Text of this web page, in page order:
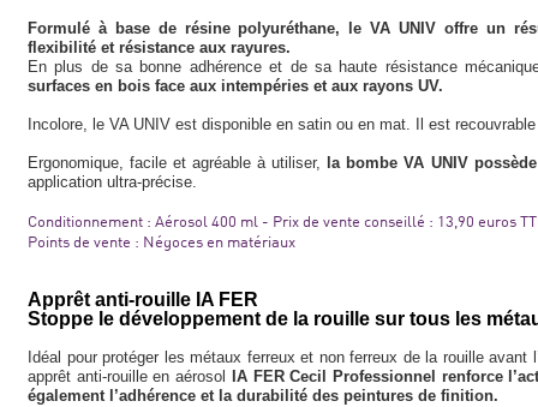
Formulé à base de résine polyuréthane, le VA UNIV offre un
flexibilité et résistance aux rayures.
En plus de sa bonne adhérence et de sa haute résistance
surfaces en bois face aux intempéries et aux rayons UV.
Incolore, le VA UNIV est disponible en satin ou en mat. Il est
Ergonomique, facile et agréable à utiliser,
la bombe VA UNIV
application ultra-précise.
Conditionnement : Aérosol 400 ml - Prix de vente conseillé : 13,90 euros
Points de vente : Négoces en matériaux
Apprêt anti-rouille IA FER
Stoppe le développement de la rouille sur tous les
Idéal pour protéger les métaux ferreux et non ferreux de la rouille avant
apprêt anti-rouille en aérosol
IA FER Cecil Professionnel renforce
également l’adhérence et la durabilité des peintures de finition.